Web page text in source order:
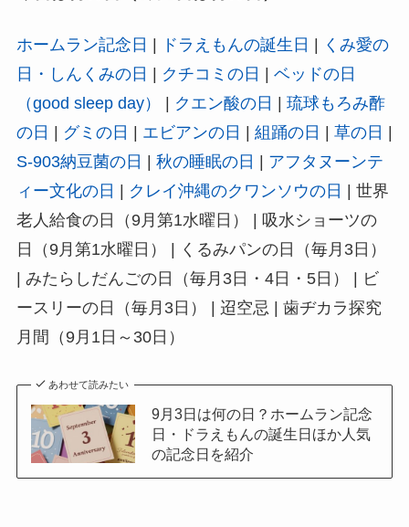
ホームラン記念日 ドラえもんの誕生日
くみ愛の
日・しんくみの日
クチコミの日
ベッドの日
（good sleep day）
クエン酸の日
琉球もろみ酢
の日
グミの日 エビアンの日 組踊の日 草の日
S-903納豆菌の日
秋の睡眠の日
アフタヌーンテ
ィー文化の日
クレイ沖縄のクワンソウの日
| 世界
老人給食の日（9月第1水曜日） | 吸水ショーツの
日（9月第1水曜日） | くるみパンの日（毎月3日）
| みたらしだんごの日（毎月3日・4日・5日） | ビ
ースリーの日（毎月3日） | 迢空忌 | 歯ヂカラ探究
月間（9月1日～30日）
あわせて読みたい
9月3日は何の日？ホームラン記念
日・ドラえもんの誕生日ほか人気
の記念日を紹介